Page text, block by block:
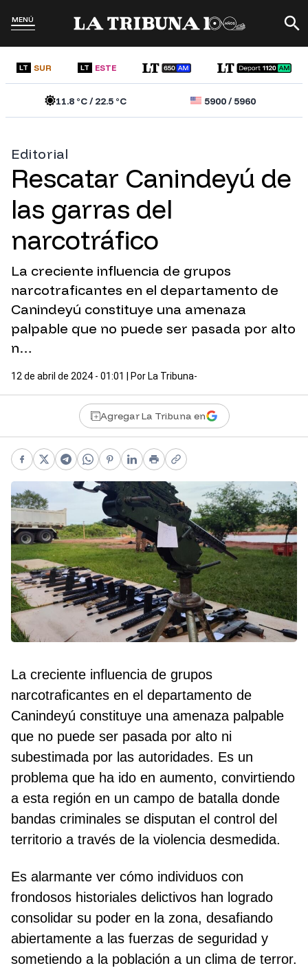
MENÚ
LT SUR LT ESTE
11.8°C /22.5°C 5900/5960
Editorial
Rescatar Canindeyú de
las garras del
narcotráfico
La creciente influencia de grupos
narcotraficantes en el departamento de
Canindeyú constituye una amenaza
palpable que no puede ser pasada por alto
n…
12 de abril de 2024 - 01:01 | Por La Tribuna-
Agregar La Tribuna en
Facebook
X Telegram
WhatsApp
Pinterest
LinkedIn
PrintCopy link
La creciente influencia de grupos
narcotraficantes en el departamento de
Canindeyú constituye una amenaza palpable
que no puede ser pasada por alto ni
subestimada por las autoridades. Es un
problema que ha ido en aumento, convirtiendo
a esta región en un campo de batalla donde
bandas criminales se disputan el control del
territorio a través de la violencia desmedida.
Es alarmante ver cómo individuos con
frondosos historiales delictivos han logrado
consolidar su poder en la zona, desafiando
abiertamente a las fuerzas de seguridad y
sometiendo a la población a un clima de terror.